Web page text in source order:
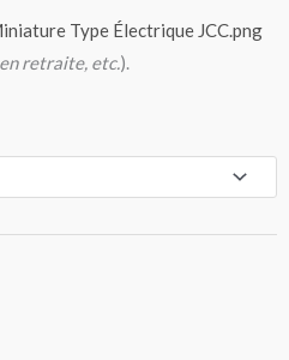
retraite, etc.).